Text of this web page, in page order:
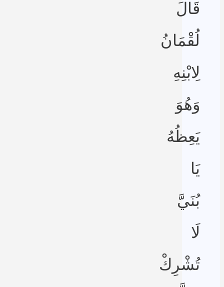
قَالَ
لُقْمَانُ
لِابْنِهِ
وَهُوَ
يَعِظُهُ
يَا
بُنَيَّ
لَا
تُشْرِكْ